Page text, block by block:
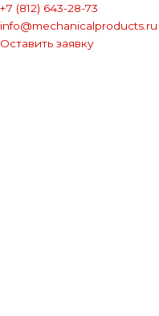
+7 (812) 643-28-73
info@mechanicalproducts.ru
Оставить заявку